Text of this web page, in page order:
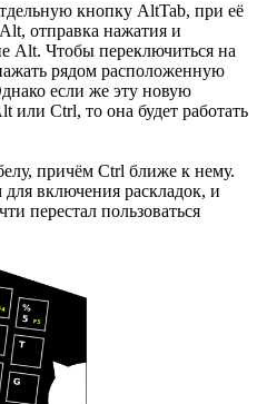
кнопку AltTab, при её
отправка нажатия и
Alt. Чтобы переключиться на
рядом расположенную
если же эту новую
Ctrl, то она будет работать
причём Ctrl ближе к нему.
включения раскладок, и
перестал пользоваться